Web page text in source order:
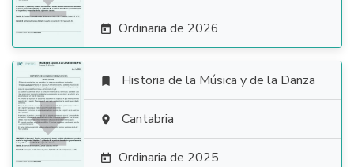
 Ordinaria de 2026

 Historia de la Música y de la Danza
 Cantabria
 Ordinaria de 2025